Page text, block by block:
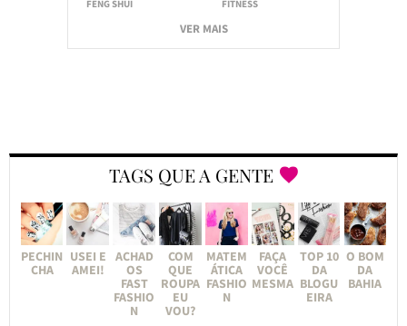
FENG SHUI
FITNESS
VER MAIS
TAGS QUE A GENTE
PECHIN
CHA
USEI E
AMEI!
ACHAD
OS
FAST
FASHIO
N
COM
QUE
ROUPA
EU
VOU?
MATEM
ÁTICA
FASHIO
N
FAÇA
VOCÊ
MESMA
TOP 10
DA
BLOGU
EIRA
O BOM
DA
BAHIA